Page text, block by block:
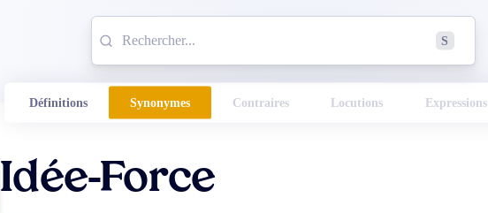
S
Définitions Synonymes Contraires Locutions Expressions
Idée-Force